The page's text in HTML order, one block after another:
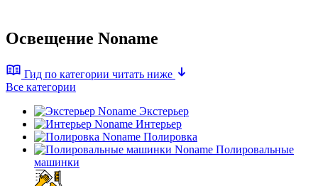
Освещение Noname
Гид по категории читать ниже
Все категории
Экстерьер
Интерьер
Полировка
Полировальные
машинки